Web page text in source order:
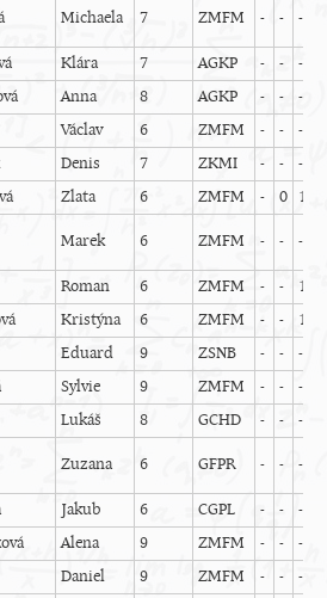
Michaela 7 ZMFM - - -
Klára 7 AGKP - - -
Anna 8 AGKP - - -
Václav 6 ZMFM - - -
Denis 7 ZKMI - - -
Zlata 6 ZMFM - 0 1
Marek 6 ZMFM - - -
Roman 6 ZMFM - - 1
Kristýna 6 ZMFM - - 1
Eduard 9 ZSNB - - -
Sylvie 9 ZMFM - - -
Lukáš 8 GCHD - - -
Zuzana 6 GFPR - - -
Jakub 6 CGPL - - -
Alena 9 ZMFM - - -
Daniel 9 ZMFM - - -